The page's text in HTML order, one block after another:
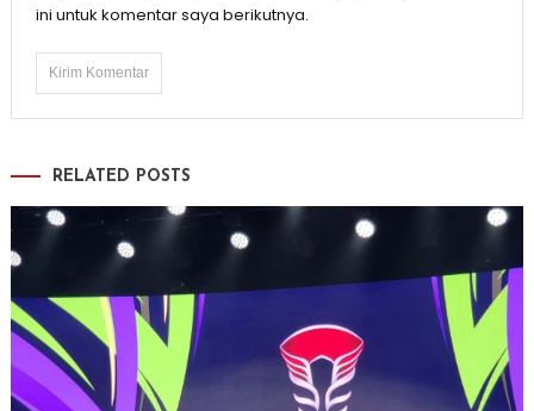
ini untuk komentar saya berikutnya.
RELATED POSTS